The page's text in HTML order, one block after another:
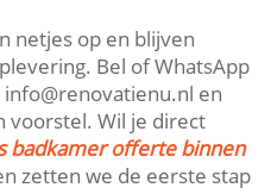
netjes op en blijven
Bel of WhatsApp
en
voorstel.​ Wil je direct
badkamer offerte binnen
zetten we de eerste stap